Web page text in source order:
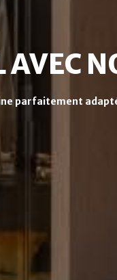
parfaitement